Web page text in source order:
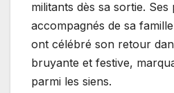
militants dès sa sortie. Ses
accompagnés de sa
ont célébré son retour
bruyante et festive,
parmi les siens.